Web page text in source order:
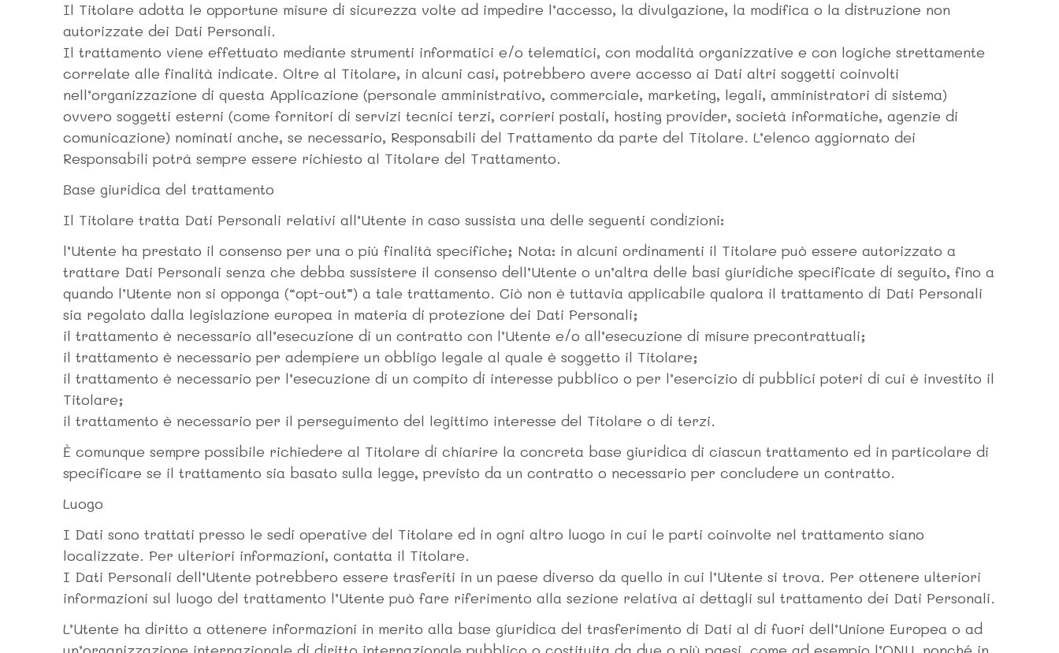
Il Titolare adotta le opportune misure di sicurezza volte ad impedire l’accesso, la divulgazione, la modifica o la distruzione non
autorizzate dei Dati Personali.
Il trattamento viene effettuato mediante strumenti informatici e/o telematici, con modalità organizzative e con logiche strettamente
correlate alle finalità indicate. Oltre al Titolare, in alcuni casi, potrebbero avere accesso ai Dati altri soggetti coinvolti
nell’organizzazione di questa Applicazione (personale amministrativo, commerciale, marketing, legali, amministratori di sistema)
ovvero soggetti esterni (come fornitori di servizi tecnici terzi, corrieri postali, hosting provider, società informatiche, agenzie di
comunicazione) nominati anche, se necessario, Responsabili del Trattamento da parte del Titolare. L’elenco aggiornato dei
Responsabili potrà sempre essere richiesto al Titolare del Trattamento.
Base giuridica del trattamento
Il Titolare tratta Dati Personali relativi all’Utente in caso sussista una delle seguenti condizioni:
l’Utente ha prestato il consenso per una o più finalità specifiche; Nota: in alcuni ordinamenti il Titolare può essere autorizzato a
trattare Dati Personali senza che debba sussistere il consenso dell’Utente o un’altra delle basi giuridiche specificate di seguito, fino a
quando l’Utente non si opponga (“opt-out”) a tale trattamento. Ciò non è tuttavia applicabile qualora il trattamento di Dati Personali
sia regolato dalla legislazione europea in materia di protezione dei Dati Personali;
il trattamento è necessario all’esecuzione di un contratto con l’Utente e/o all’esecuzione di misure precontrattuali;
il trattamento è necessario per adempiere un obbligo legale al quale è soggetto il Titolare;
il trattamento è necessario per l’esecuzione di un compito di interesse pubblico o per l’esercizio di pubblici poteri di cui è investito il
Titolare;
il trattamento è necessario per il perseguimento del legittimo interesse del Titolare o di terzi.
È comunque sempre possibile richiedere al Titolare di chiarire la concreta base giuridica di ciascun trattamento ed in particolare di
specificare se il trattamento sia basato sulla legge, previsto da un contratto o necessario per concludere un contratto.
Luogo
I Dati sono trattati presso le sedi operative del Titolare ed in ogni altro luogo in cui le parti coinvolte nel trattamento siano
localizzate. Per ulteriori informazioni, contatta il Titolare.
I Dati Personali dell’Utente potrebbero essere trasferiti in un paese diverso da quello in cui l’Utente si trova. Per ottenere ulteriori
informazioni sul luogo del trattamento l’Utente può fare riferimento alla sezione relativa ai dettagli sul trattamento dei Dati Personali.
L’Utente ha diritto a ottenere informazioni in merito alla base giuridica del trasferimento di Dati al di fuori dell’Unione Europea o ad